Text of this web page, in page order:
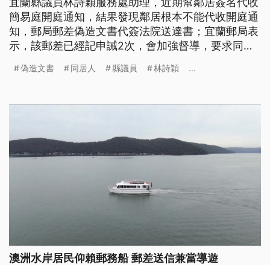
簡易庭開庭通知，結果發現鄰居根本不能代收開庭通
知，郵局郵差偽造文書代簽法院送達書；宜蘭郵局表
示，該郵差已經記申誡2次，會加強督導，要求同仁
偽造文書 同居人 縣議員 林詩穎 ...
澳洲水岸居民仰賴郵務船 郵差送信兼當導遊